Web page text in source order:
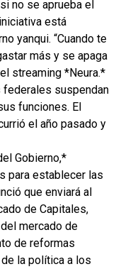
si no se aprueba el
está
yanqui. “Cuando te
más y se apaga
streaming *Neura.*
federales suspendan
funciones. El
el año pasado y
Gobierno,*
para establecer las
que enviará al
de Capitales,
mercado de
de reformas
de la política a los